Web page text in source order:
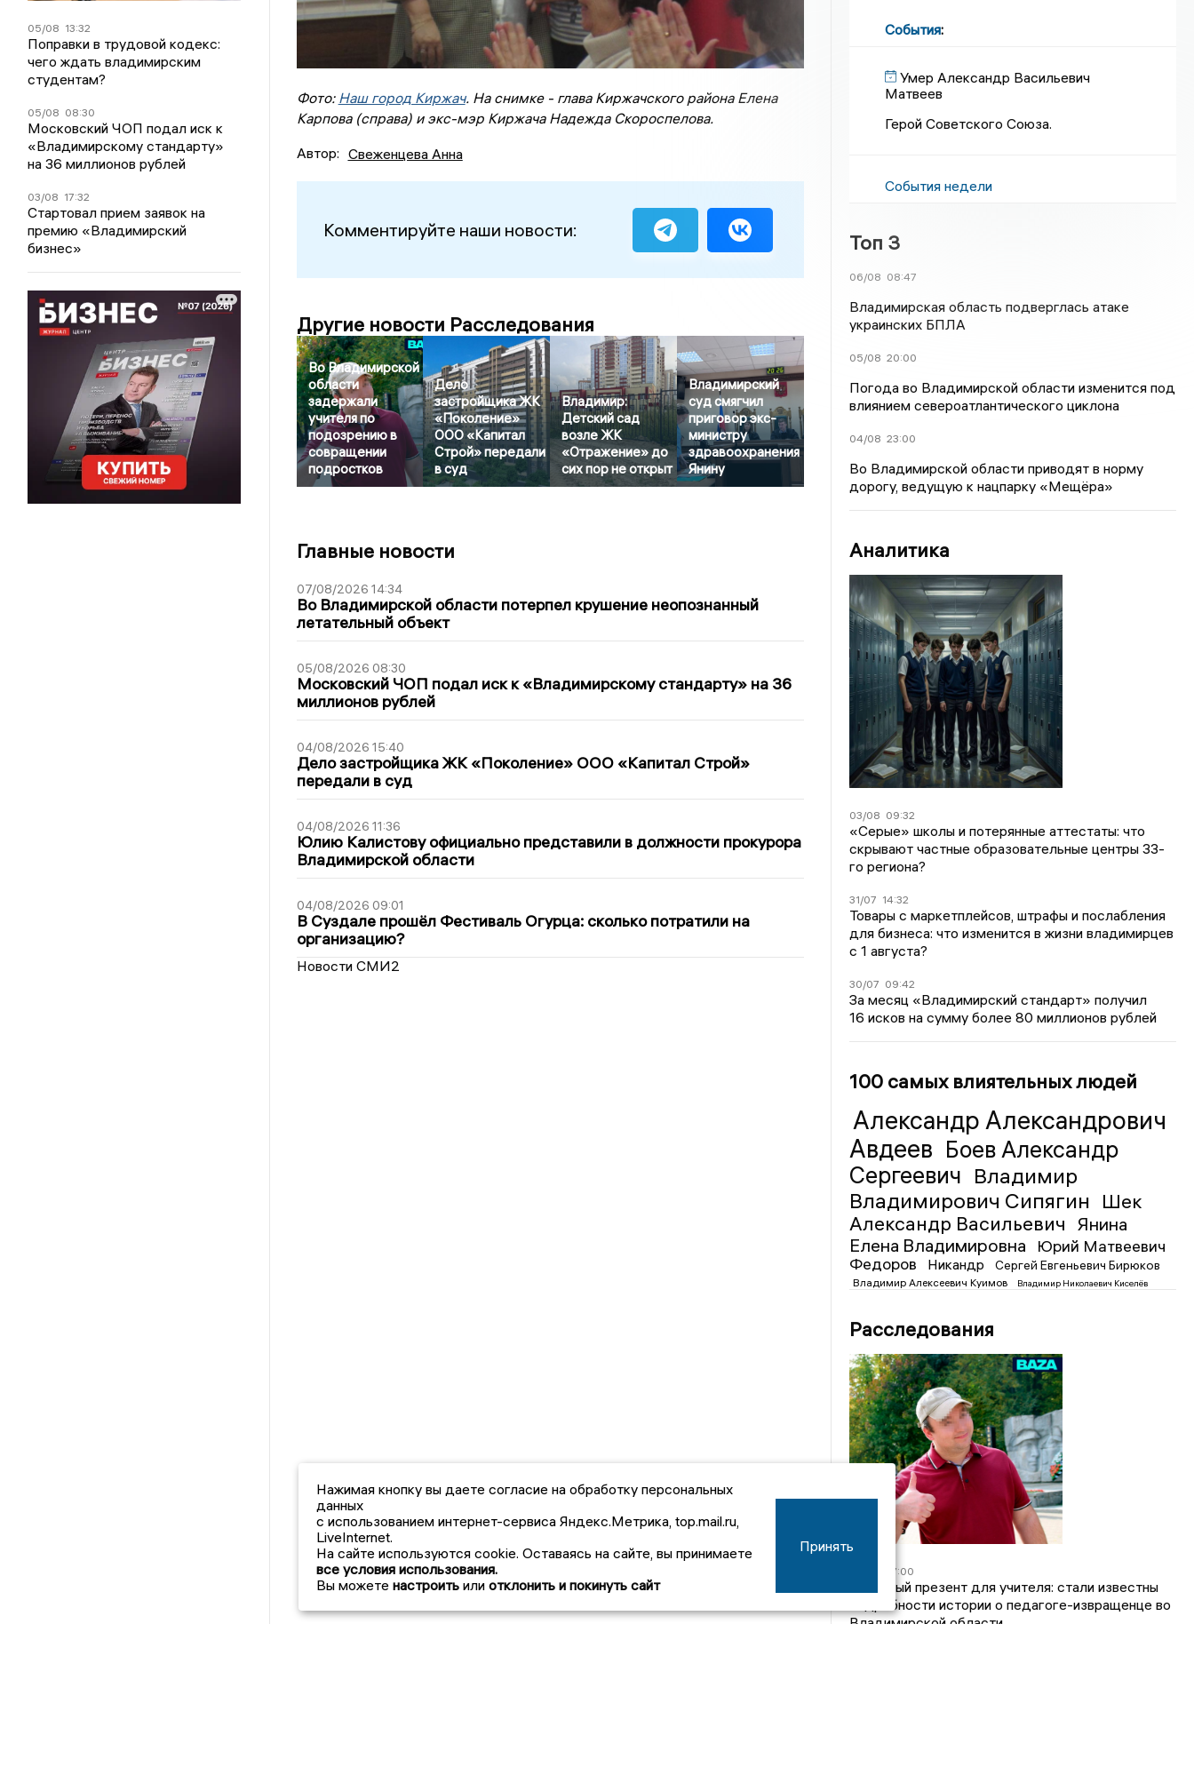
05/08 13:32
Поправки в трудовой кодекс:
чего ждать владимирским
студентам?
05/08 08:30
Московский ЧОП подал иск к
«Владимирскому стандарту»
на 36 миллионов рублей
03/08 17:32
Стартовал прием заявок на
премию «Владимирский
бизнес»
Фото: Наш город Киржач. На снимке - глава Киржачского района Елена
Карпова (справа) и экс-мэр Киржача Надежда Скороспелова.
Автор: Свеженцева Анна
Комментируйте наши новости:
Другие новости Расследования
Во Владимирской
области
задержали
учителя по
подозрению в
совращении
подростков
Дело
застройщика ЖК
«Поколение»
ООО «Капитал
Строй» передали
в суд
Владимир:
Детский сад
возле ЖК
«Отражение» до
сих пор не открыт
Владимирский
суд смягчил
приговор экс-
министру
здравоохранения
Янину
Главные новости
07/08/2026 14:34
Во Владимирской области потерпел крушение неопознанный
летательный объект
05/08/2026 08:30
Московский ЧОП подал иск к «Владимирскому стандарту» на 36
миллионов рублей
04/08/2026 15:40
Дело застройщика ЖК «Поколение» ООО «Капитал Строй»
передали в суд
04/08/2026 11:36
Юлию Калистову официально представили в должности прокурора
Владимирской области
04/08/2026 09:01
В Суздале прошёл Фестиваль Огурца: сколько потратили на
организацию?
Новости СМИ2
События:
Умер Александр Васильевич
Матвеев
Герой Советского Союза.
События недели
Топ 3
06/08 08:47
Владимирская область подверглась атаке
украинских БПЛА
05/08 20:00
Погода во Владимирской области изменится под
влиянием североатлантического циклона
04/08 23:00
Во Владимирской области приводят в норму
дорогу, ведущую к нацпарку «Мещёра»
Аналитика
03/08 09:32
«Серые» школы и потерянные аттестаты: что
скрывают частные образовательные центры 33-
го региона?
31/07 14:32
Товары с маркетплейсов, штрафы и послабления
для бизнеса: что изменится в жизни владимирцев
с 1 августа?
30/07 09:42
За месяц «Владимирский стандарт» получил
16 исков на сумму более 80 миллионов рублей
100 самых влиятельных людей
Александр Александрович
Авдеев Боев Александр
Сергеевич Владимир
Владимирович Сипягин Шек
Александр Васильевич
Янина
Елена Владимировна
Юрий Матвеевич
Федоров
Никандр Сергей Евгеньевич Бирюков
Владимир Алексеевич Куимов Владимир Николаевич Киселёв
Расследования
17:00
Странный презент для учителя: стали известны
подробности истории о педагоге-извращенце во
Владимирской области
Нажимая кнопку вы даете согласие на обработку персональных
данных
с использованием интернет-сервиса Яндекс.Метрика, top.mail.ru,
LiveInternet.
На сайте используются cookie. Оставаясь на сайте, вы принимаете
все условия использования.
Вы можете настроить или отклонить и покинуть сайт
Принять